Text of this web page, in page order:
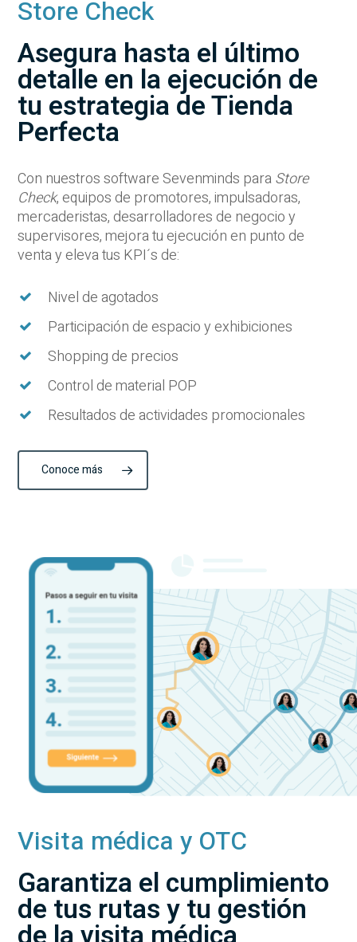
Store Check
Asegura hasta el último
detalle en la ejecución de
tu estrategia de Tienda
Perfecta
Con nuestros software Sevenminds paraStore
Check, equipos de promotores, impulsadoras,
mercaderistas, desarrolladores de negocio y
supervisores, mejora tu ejecución en punto de
venta y eleva tus KPI´s de:
Nivel de agotados
Participación de espacio y exhibiciones
Shopping de precios
Control de material POP
Resultados de actividades promocionales
Conoce más
Visita médica y OTC
Garantiza el cumplimiento
de tus rutas y tu gestión